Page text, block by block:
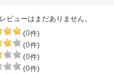
ビューはまだありません。
(0件)
(0件)
(0件)
(0件)